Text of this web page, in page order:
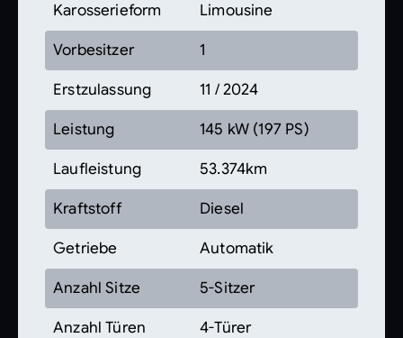
Karosserieform Limousine
Vorbesitzer 1
Erstzulassung 11 / 2024
Leistung 145 kW (197 PS)
Laufleistung 53.374km
Kraftstoff Diesel
Getriebe Automatik
Anzahl Sitze 5-Sitzer
Anzahl Türen 4-Türer